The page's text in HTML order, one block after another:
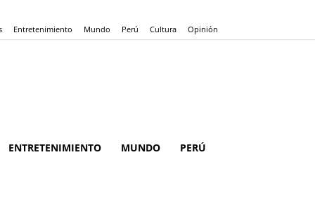
Entretenimiento Mundo Perú Cultura Opinión
ENTRETENIMIENTO MUNDO PERÚ